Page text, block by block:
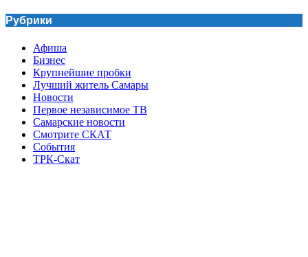
Рубрики
Афиша
Бизнес
Крупнейшие пробки
Лучший житель Самары
Новости
Первое независимое ТВ
Самарские новости
Смотрите СКАТ
События
ТРК-Скат